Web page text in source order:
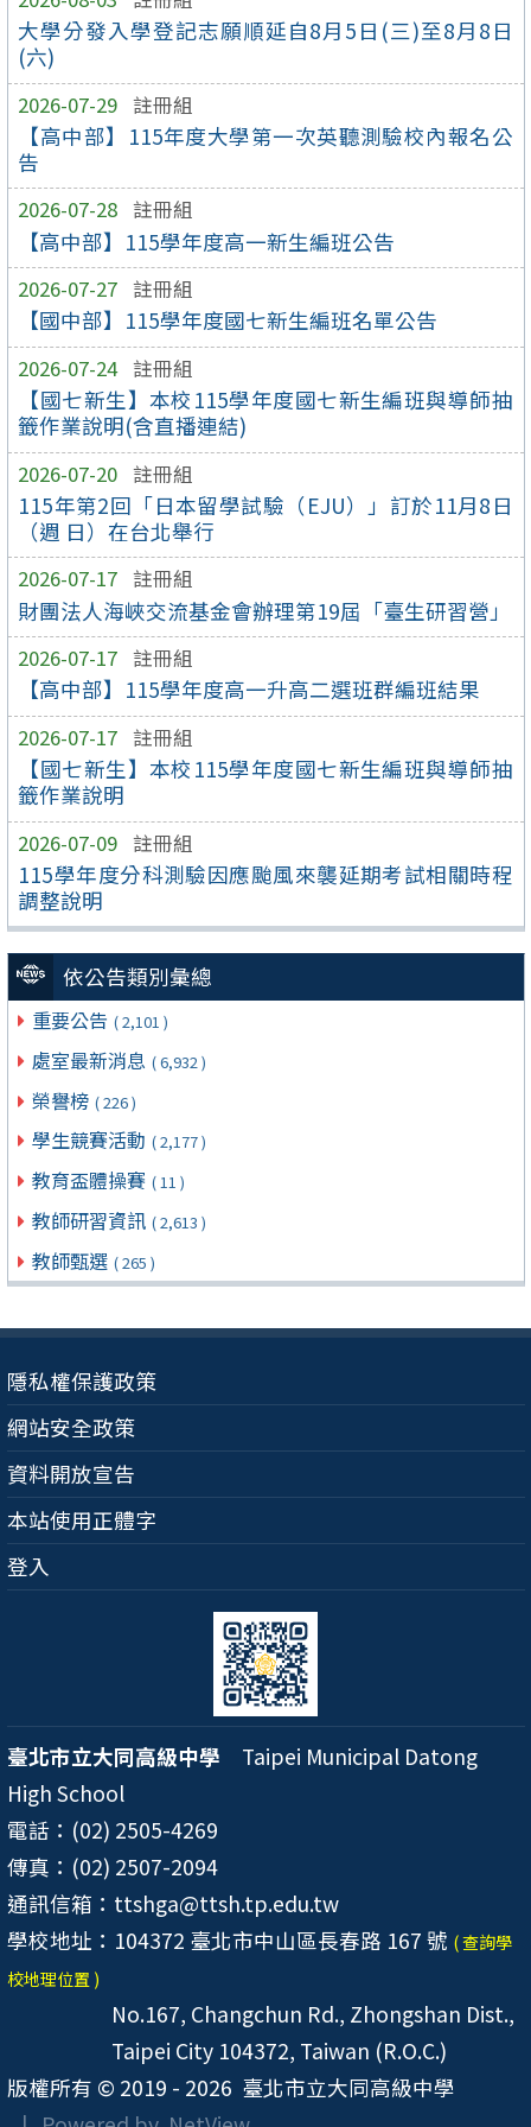
大學分發入學登記志願順延自8月5日(三)至8月8日
(六)
2026-07-29 註冊組
【高中部】115年度大學第一次英聽測驗校內報名公
告
2026-07-28 註冊組
【高中部】115學年度高一新生編班公告
2026-07-27 註冊組
【國中部】115學年度國七新生編班名單公告
2026-07-24 註冊組
【國七新生】本校115學年度國七新生編班與導師抽
籤作業說明(含直播連結)
2026-07-20 註冊組
115年第2回「日本留學試驗（EJU）」訂於11月8日
（週 日）在台北舉行
2026-07-17 註冊組
財團法人海峽交流基金會辦理第19屆「臺生研習營」
2026-07-17 註冊組
【高中部】115學年度高一升高二選班群編班結果
2026-07-17 註冊組
【國七新生】本校115學年度國七新生編班與導師抽
籤作業說明
2026-07-09 註冊組
115學年度分科測驗因應颱風來襲延期考試相關時程
調整說明
依公告類別彙總
重要公告 ( 2,101 )
處室最新消息 ( 6,932 )
榮譽榜 ( 226 )
學生競賽活動 ( 2,177 )
教育盃體操賽 ( 11 )
教師研習資訊 ( 2,613 )
教師甄選 ( 265 )
隱私權保護政策
網站安全政策
資料開放宣告
本站使用正體字
登入
臺北市立大同高級中學 Taipei Municipal Datong
High School
電話：(02) 2505-4269
傳真：(02) 2507-2094
通訊信箱：ttshga@ttsh.tp.edu.tw
學校地址：104372 臺北市中山區長春路 167 號 ( 查詢學
校地理位置 )
No.167, Changchun Rd., Zhongshan Dist.,
Taipei City 104372, Taiwan (R.O.C.)
版權所有 © 2019 - 2026 臺北市立大同高級中學